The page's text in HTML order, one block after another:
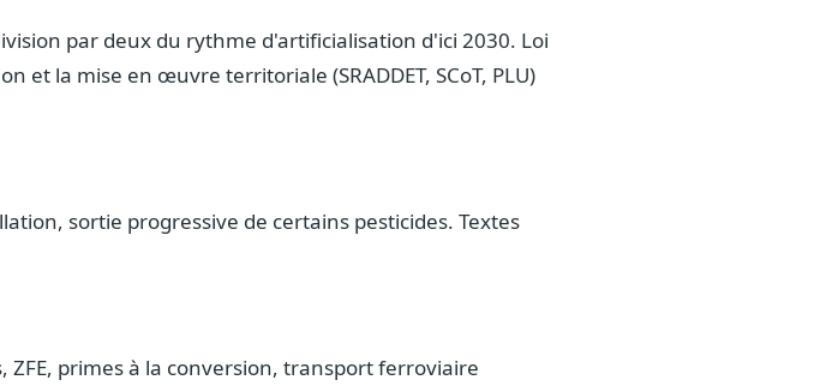
par deux du rythme d'artificialisation d'ici 2030. Loi
et la mise en œuvre territoriale (SRADDET, SCoT, PLU)
sortie progressive de certains pesticides. Textes
primes à la conversion, transport ferroviaire